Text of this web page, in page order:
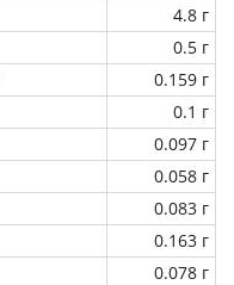
4.8 г
0.5 г
0.159 г
0.1 г
0.097 г
0.058 г
0.083 г
0.163 г
0.078 г